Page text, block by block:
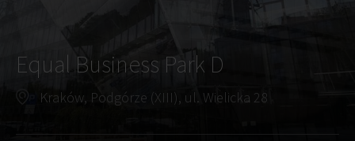
Equal Business Park D
Kraków, Podgórze (XIII), ul. Wielicka 28